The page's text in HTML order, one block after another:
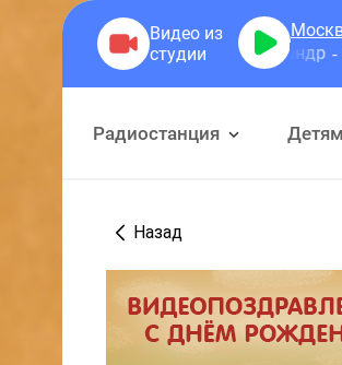
Герра Александр
Радиостанция Детям
Назад